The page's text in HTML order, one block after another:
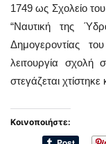
1749 ως Σχολείο του
“Ναυτική της
Δημογεροντίας
λειτουργία σχολή
στεγάζεται
Κοινοποιήστε: